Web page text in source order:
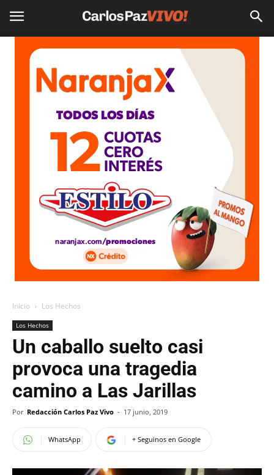
Inicio Los Hechos
Los Hechos
Un caballo suelto casi
provoca una tragedia
camino a Las Jarillas
Por Redacción Carlos Paz Vivo - 17 junio, 2019
WhatsApp + Seguinos en Google